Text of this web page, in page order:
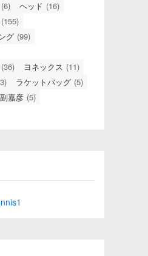
(6) ヘッド (16)
(155)
グ (99)
(36) ヨネックス (11)
ラケットバッグ (5)
嘉彦 (5)